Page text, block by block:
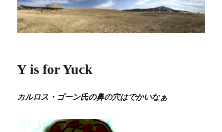
Y is for Yuck
カルロス・ゴーン氏の鼻の穴はでかいなぁ